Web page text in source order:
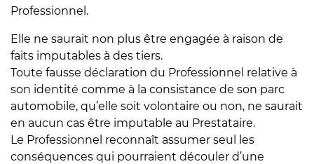
Professionnel.
Elle ne saurait non plus être engagée à raison de
faits imputables à des tiers.
Toute fausse déclaration du Professionnel relative à
son identité comme à la consistance de son parc
automobile, qu’elle soit volontaire ou non, ne saurait
en aucun cas être imputable au Prestataire.
Le Professionnel reconnaît assumer seul les
conséquences qui pourraient découler d’une